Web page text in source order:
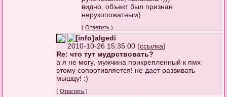
видно, объект был признан
нерукопожатным)
(Ответить )
algedi
2010-10-26 15:35:00 (ссылка)
Re: что тут мудрствовать?
а я не могу, мужчина прикрепленный к пмх
этому сопротивляется! не дает развивать
мышцу! :)
(Ответить )